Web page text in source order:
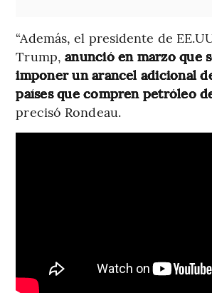
“Además, el presidente de
Trump,anunció en marzo que
imponer un arancel adicional
países que compren petróleo
precisó Rondeau.